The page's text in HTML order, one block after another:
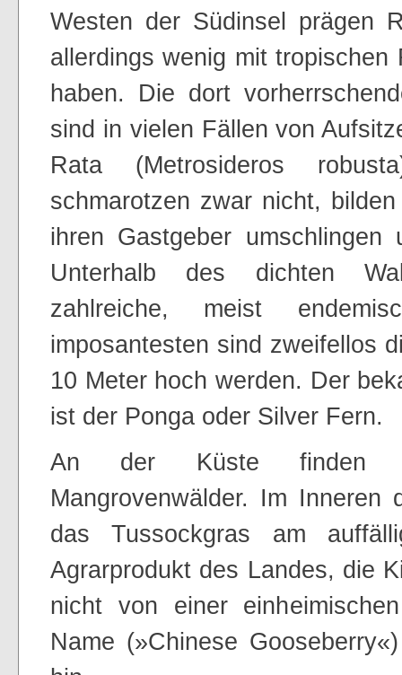
Westen der Südinsel prägen
allerdings wenig mit tropischen
haben. Die dort
sind in vielen Fällen von
Rata (Metrosideros
schmarotzen zwar nicht,
ihren Gastgeber umschlingen
Unterhalb des dichten
zahlreiche, meist
imposantesten sind zweifellos
10 Meter hoch werden. Der
ist der Ponga oder Silver Fern.
An der Küste finden
Mangrovenwälder. Im
das Tussockgras am
Agrarprodukt des Landes, die
nicht von einer
Name (»Chinese